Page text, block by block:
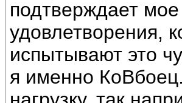
подтверждает
удовлетворения,
испытывают это
я именно